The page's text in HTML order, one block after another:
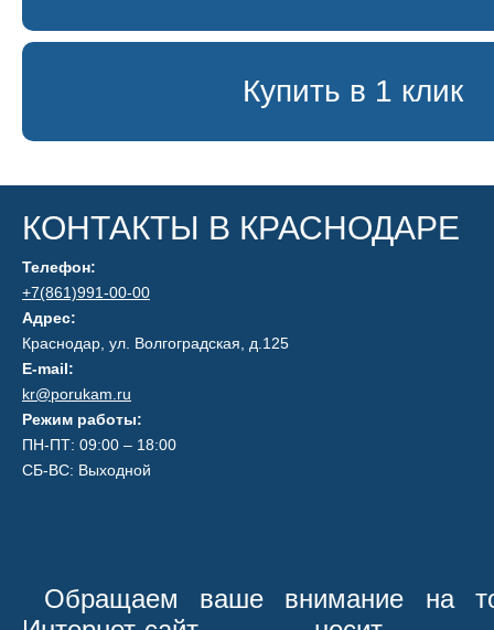
Купить в 1 клик
КОНТАКТЫ В КРАСНОДАРЕ
Телефон:
+7(861)991-00-00
Адрес:
Краснодар, ул. Волгоградская, д.125
E-mail:
kr@porukam.ru
Режим работы:
ПН-ПТ: 09:00 – 18:00
СБ-ВС: Выходной
Обращаем ваше внимание на